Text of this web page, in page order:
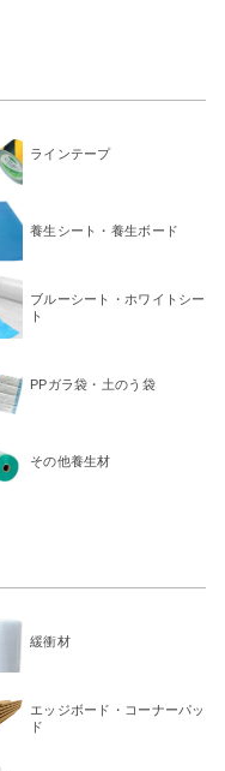
ラインテープ
養生シート・養生ボード
ブルーシート・ホワイトシー
ト
PPガラ袋・土のう袋
その他養生材
緩衝材
エッジボード・コーナーパッ
ド